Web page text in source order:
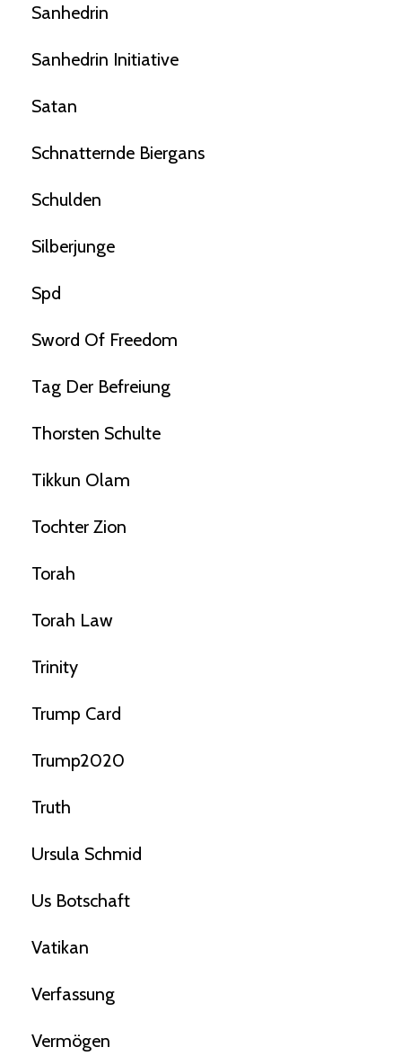
Sanhedrin
Sanhedrin Initiative
Satan
Schnatternde Biergans
Schulden
Silberjunge
Spd
Sword Of Freedom
Tag Der Befreiung
Thorsten Schulte
Tikkun Olam
Tochter Zion
Torah
Torah Law
Trinity
Trump Card
Trump2020
Truth
Ursula Schmid
Us Botschaft
Vatikan
Verfassung
Vermögen